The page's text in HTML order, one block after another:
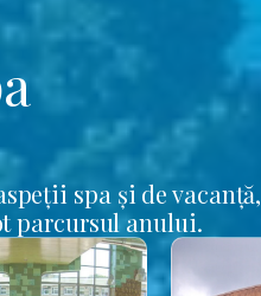
spa și de vacanță,
parcursul anului.